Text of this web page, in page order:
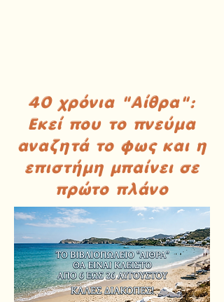
40 χρόνια "Αίθρα":
Εκεί που το πνεύμα
αναζητά το φως και η
επιστήμη μπαίνει σε
πρώτο πλάνο